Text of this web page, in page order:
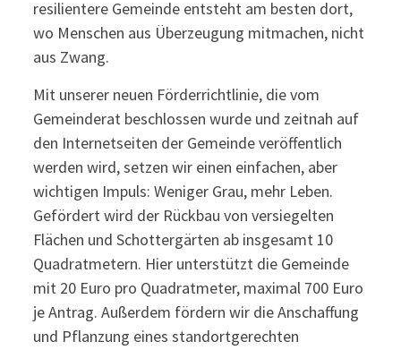
resilientere Gemeinde entsteht am besten dort,
wo Menschen aus Überzeugung mitmachen, nicht
aus Zwang.
Mit unserer neuen Förderrichtlinie, die vom
Gemeinderat beschlossen wurde und zeitnah auf
den Internetseiten der Gemeinde veröffentlich
werden wird, setzen wir einen einfachen, aber
wichtigen Impuls: Weniger Grau, mehr Leben.
Gefördert wird der Rückbau von versiegelten
Flächen und Schottergärten ab insgesamt 10
Quadratmetern. Hier unterstützt die Gemeinde
mit 20 Euro pro Quadratmeter, maximal 700 Euro
je Antrag. Außerdem fördern wir die Anschaffung
und Pflanzung eines standortgerechten